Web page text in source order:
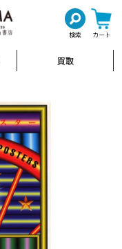
検索 カート
買取